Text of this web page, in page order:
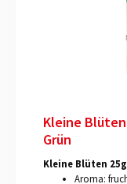
Kleine Blüten
Grün
Kleine Blüten 25g
Aroma: